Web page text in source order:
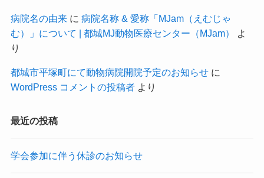
病院名の由来に 病院名称 & 愛称「MJam（えむじゃ
む）」について | 都城MJ動物医療センター（MJam）
よ
り
都城市平塚町にて動物病院開院予定のお知らせに
WordPress コメントの投稿者より
最近の投稿
学会参加に伴う休診のお知らせ